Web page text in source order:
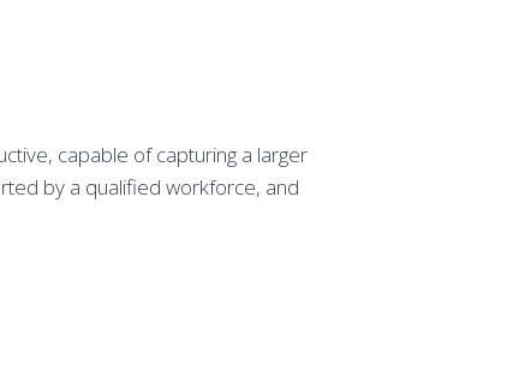
capable of capturing a larger
by a qualified workforce, and